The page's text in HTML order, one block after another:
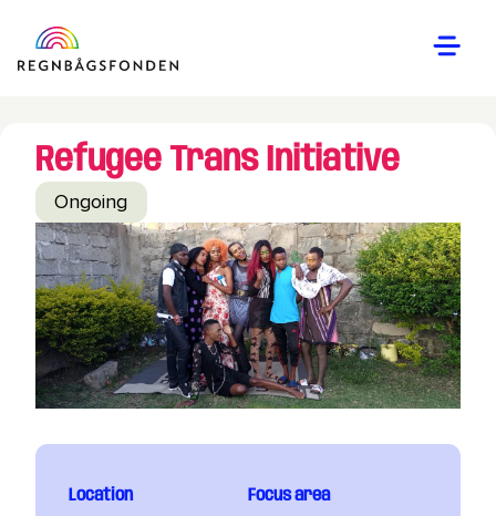
Refugee Trans Initiative
Ongoing
Location Focus area